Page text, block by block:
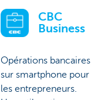
CBC
Business
Opérations bancaires
sur smartphone pour
les entrepreneurs.